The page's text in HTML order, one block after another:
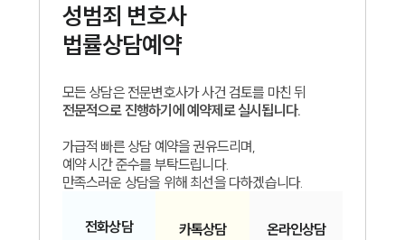
성범죄 변호사
법률상담예약
모든 상담은 전문변호사가 사건 검토를 마친 뒤
전문적으로 진행하기에 예약제로 실시됩니다.
가급적 빠른 상담 예약을 권유드리며,
예약 시간 준수를 부탁드립니다.
만족스러운 상담을 위해 최선을 다하겠습니다.
전화상담 카톡상담 온라인상담